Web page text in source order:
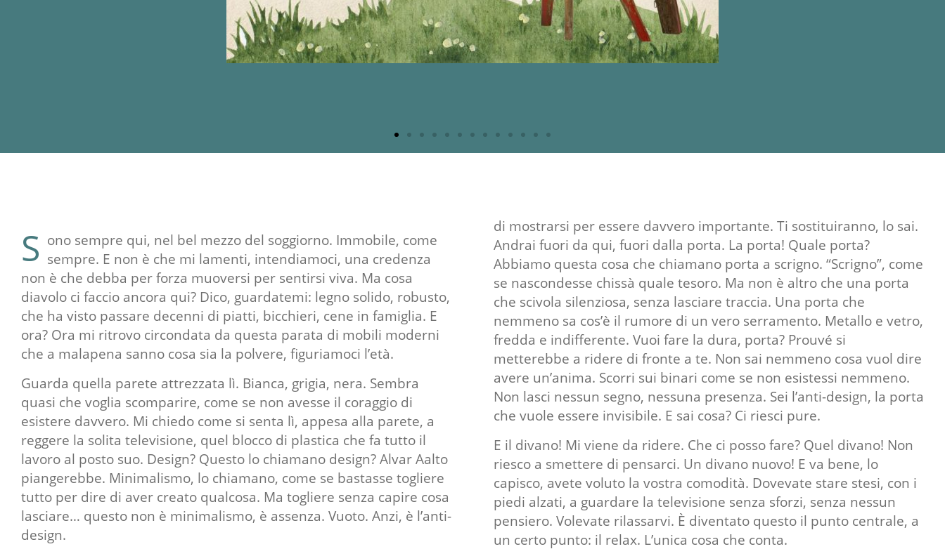
S ono sempre qui, nel bel mezzo del soggiorno. Immobile, come
sempre. E non è che mi lamenti, intendiamoci, una credenza
non è che debba per forza muoversi per sentirsi viva. Ma cosa
diavolo ci faccio ancora qui? Dico, guardatemi: legno solido, robusto,
che ha visto passare decenni di piatti, bicchieri, cene in famiglia. E
ora? Ora mi ritrovo circondata da questa parata di mobili moderni
che a malapena sanno cosa sia la polvere, figuriamoci l’età.
Guarda quella parete attrezzata lì. Bianca, grigia, nera. Sembra
quasi che voglia scomparire, come se non avesse il coraggio di
esistere davvero. Mi chiedo come si senta lì, appesa alla parete, a
reggere la solita televisione, quel blocco di plastica che fa tutto il
lavoro al posto suo. Design? Questo lo chiamano design? Alvar Aalto
piangerebbe. Minimalismo, lo chiamano, come se bastasse togliere
tutto per dire di aver creato qualcosa. Ma togliere senza capire cosa
lasciare… questo non è minimalismo, è assenza. Vuoto. Anzi, è l’anti-
design.
di mostrarsi per essere davvero importante. Ti sostituiranno, lo sai.
Andrai fuori da qui, fuori dalla porta. La porta! Quale porta?
Abbiamo questa cosa che chiamano porta a scrigno. “Scrigno”, come
se nascondesse chissà quale tesoro. Ma non è altro che una porta
che scivola silenziosa, senza lasciare traccia. Una porta che
nemmeno sa cos’è il rumore di un vero serramento. Metallo e vetro,
fredda e indifferente. Vuoi fare la dura, porta? Prouvé si
metterebbe a ridere di fronte a te. Non sai nemmeno cosa vuol dire
avere un’anima. Scorri sui binari come se non esistessi nemmeno.
Non lasci nessun segno, nessuna presenza. Sei l’anti-design, la porta
che vuole essere invisibile. E sai cosa? Ci riesci pure.
E il divano! Mi viene da ridere. Che ci posso fare? Quel divano! Non
riesco a smettere di pensarci. Un divano nuovo! E va bene, lo
capisco, avete voluto la vostra comodità. Dovevate stare stesi, con i
piedi alzati, a guardare la televisione senza sforzi, senza nessun
pensiero. Volevate rilassarvi. È diventato questo il punto centrale, a
un certo punto: il relax. L’unica cosa che conta.